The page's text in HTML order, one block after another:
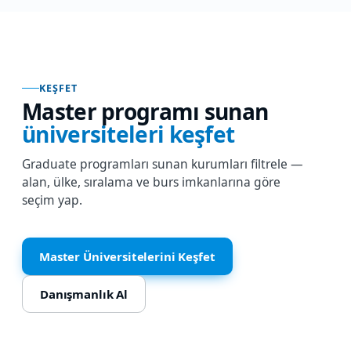
KEŞFET
Master programı sunan
üniversiteleri keşfet
Graduate programları sunan kurumları filtrele —
alan, ülke, sıralama ve burs imkanlarına göre
seçim yap.
Master Üniversitelerini Keşfet
Danışmanlık Al